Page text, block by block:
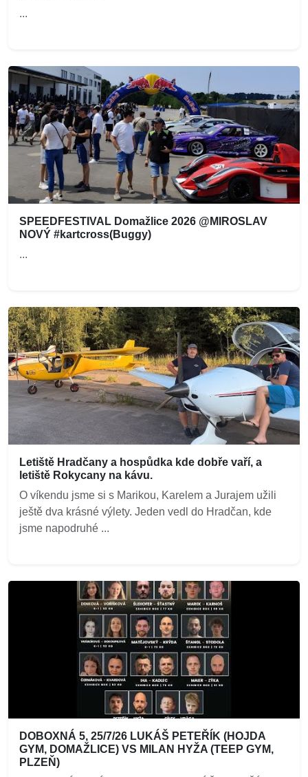
...
SPEEDFESTIVAL Domažlice 2026 @MIROSLAV
NOVÝ #kartcross(Buggy)
...
Letiště Hradčany a hospůdka kde dobře vaří, a
letiště Rokycany na kávu.
O víkendu jsme si s Marikou, Karelem a Jurajem užili
ještě dva krásné výlety. Jeden vedl do Hradčan, kde
jsme napodruhé ...
DOBOXNÁ 5, 25/7/26 LUKÁŠ PETEŘÍK (HOJDA
GYM, DOMAŽLICE) VS MILAN HYŽA (TEEP GYM,
PLZEŇ)